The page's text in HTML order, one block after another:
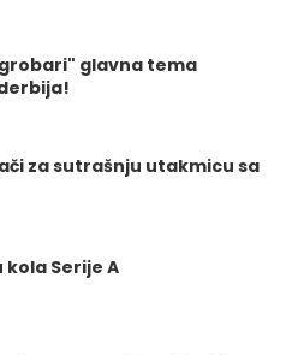
glavna tema
za sutrašnju utakmicu sa
kola Serije A